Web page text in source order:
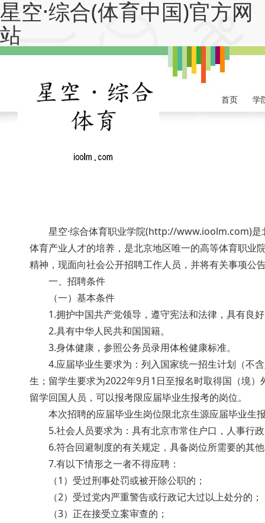
星空·综合(体育中国)官方网
站
首页 学
星空·综合体育职业学院(http://www.ioolm.com)是
体育产业人才的培养，是北京地区唯一的高等体育职
精神，现面向社会公开招聘工作人员，并将有关事项公告
一、招聘条件
（一）基本条件
1.拥护中国共产党领导，遵守宪法和法律，具有良好
2.具有中华人民共和国国籍。
3.身体健康，参照公务员录用体检健康标准。
4.应届毕业生要求为：列入国家统一招生计划（不
生；留学生要求为2022年9月1日至报名时取得国（境）外
留学回国人员，可以报考限应届毕业生报考的岗位。
本次招聘的应届毕业生岗位限北京生源应届毕业生
5.社会人员要求为：具有北京市常住户口，人事行政
6.符合回避制度的有关规定，具备岗位所需要的其他
7.有以下情形之一者不得应聘：
（1）受过刑事处罚或被开除公职的；
（2）受过党内严重警告或行政记大过以上处分的；
（3）正在接受立案审查的；